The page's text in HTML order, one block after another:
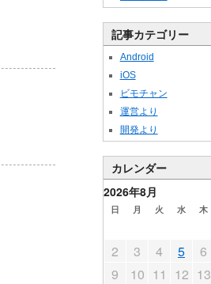
記事カテゴリー
Android
iOS
ビモチャン
運営より
開発より
カレンダー
2026年8月
日 月 火 水 木
2
3 4 5 6
9
10 11 12 13